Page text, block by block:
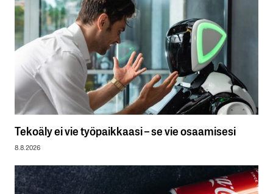
Tekoäly ei vie työpaikkaasi – se vie osaamisesi
8.8.2026